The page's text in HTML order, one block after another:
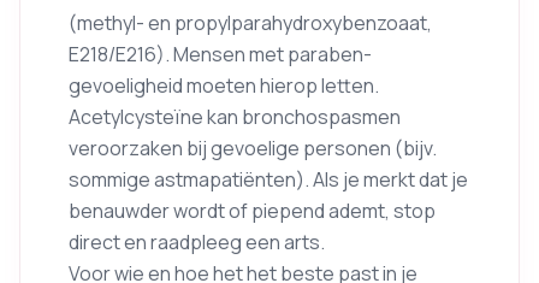
(methyl- en propylparahydroxybenzoaat,
E218/E216). Mensen met paraben-
gevoeligheid moeten hierop letten.
Acetylcysteïne kan bronchospasmen
veroorzaken bij gevoelige personen (bijv.
sommige astmapatiënten). Als je merkt dat je
benauwder wordt of piepend ademt, stop
direct en raadpleeg een arts.
Voor wie en hoe het het beste past in je